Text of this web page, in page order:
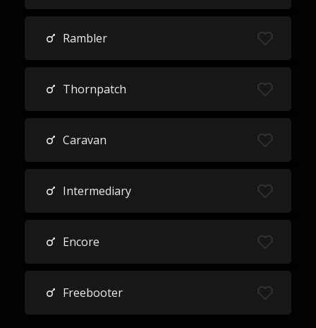
Rambler
Thornpatch
Caravan
Intermediary
Encore
Freebooter